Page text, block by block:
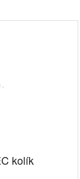
kolík